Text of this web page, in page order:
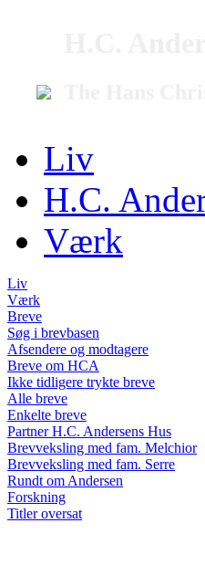
Liv
H.C.
Værk
Liv
Værk
Breve
Søg i brevbasen
Afsendere og modtagere
Breve om HCA
Ikke tidligere trykte breve
Alle breve
Enkelte breve
Partner H.C. Andersens Hus
Brevveksling med fam. Melchior
Brevveksling med fam. Serre
Rundt om Andersen
Forskning
Titler oversat